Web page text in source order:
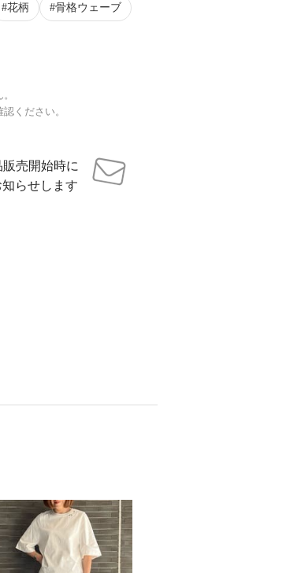
花柄 骨格ウェーブ
ください。
売開始時に
知らせします